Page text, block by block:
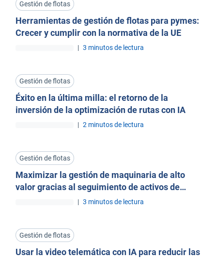
Gestión de flotas
Herramientas de gestión de flotas para pymes:
Crecer y cumplir con la normativa de la UE
| 3 minutos de lectura
Gestión de flotas
Éxito en la última milla: el retorno de la
inversión de la optimización de rutas con IA
| 2 minutos de lectura
Gestión de flotas
Maximizar la gestión de maquinaria de alto
valor gracias al seguimiento de activos de
| 3 minutos de lectura
Gestión de flotas
Usar la video telemática con IA para reducir las